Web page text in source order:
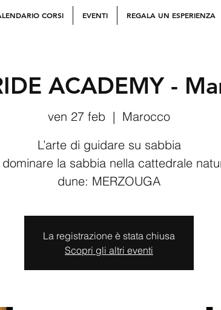
CORSI EVENTI REGALA UN ESPERIENZA
ACADEMY -
ven 27 feb
  |
Marocco
L’arte di guidare su sabbia
la sabbia nella cattedrale
dune: MERZOUGA
La registrazione è stata chiusa
Scopri gli altri eventi